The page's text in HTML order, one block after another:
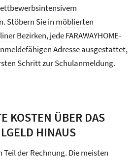
Stöbern Sie in möblierten
Bezirken, jede FARAWAYHOME-
Adresse ausgestattet,
Schritt zur Schulanmeldung.
KOSTEN ÜBER DAS
HINAUS
Teil der Rechnung. Die meisten